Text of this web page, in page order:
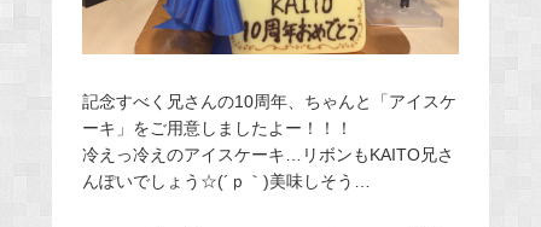
記念すべく兄さんの10周年、ちゃんと「アイスケ
ーキ」をご用意しましたよー！！！
冷えっ冷えのアイスケーキ…リボンもKAITO兄さ
んぽいでしょう☆(´ｐ｀)美味しそう…